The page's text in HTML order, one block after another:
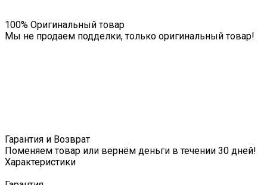
100% Оригинальный товар
Мы не продаем подделки, только оригинальный товар!
Гарантия и Возврат
Поменяем товар или вернём деньги в течении 30 дней!
Характеристики